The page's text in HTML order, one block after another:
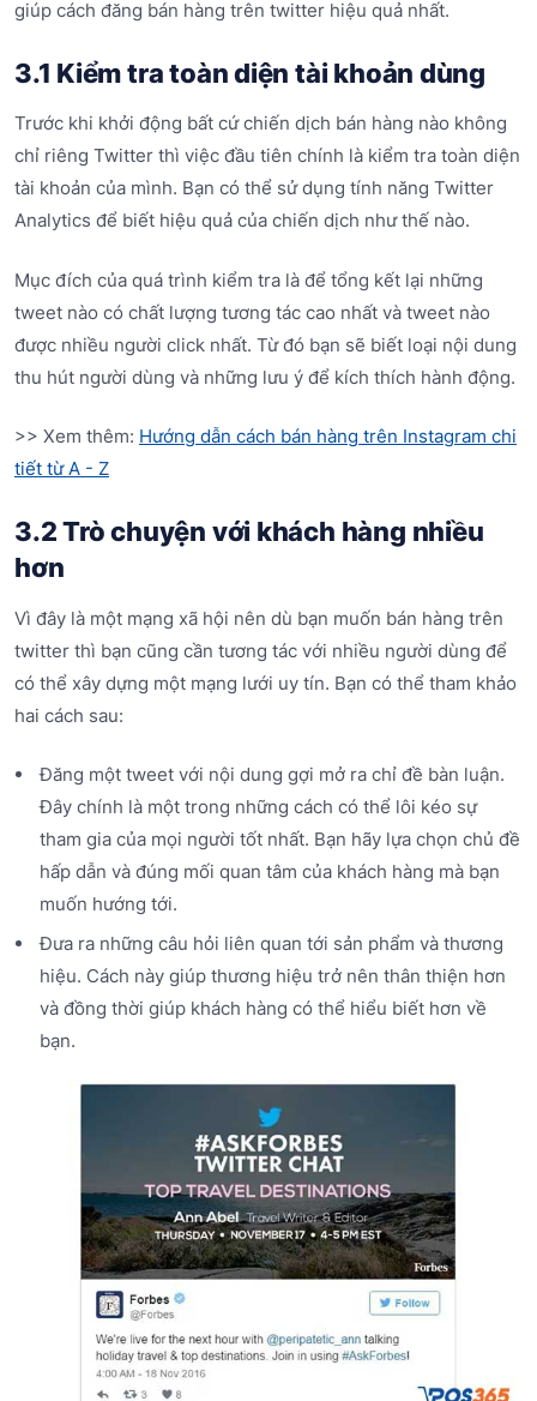
giúp cách đăng bán hàng trên twitter hiệu quả nhất.
3.1 Kiểm tra toàn diện tài khoản dùng
Trước khi khởi động bất cứ chiến dịch bán hàng nào không
chỉ riêng Twitter thì việc đầu tiên chính là kiểm tra toàn diện
tài khoản của mình. Bạn có thể sử dụng tính năng Twitter
Analytics để biết hiệu quả của chiến dịch như thế nào.
Mục đích của quá trình kiểm tra là để tổng kết lại những
tweet nào có chất lượng tương tác cao nhất và tweet nào
được nhiều người click nhất. Từ đó bạn sẽ biết loại nội dung
thu hút người dùng và những lưu ý để kích thích hành động.
>> Xem thêm: Hướng dẫn cách bán hàng trên Instagram chi
tiết từ A - Z
3.2 Trò chuyện với khách hàng nhiều
hơn
Vì đây là một mạng xã hội nên dù bạn muốn bán hàng trên
twitter thì bạn cũng cần tương tác với nhiều người dùng để
có thể xây dựng một mạng lưới uy tín. Bạn có thể tham khảo
hai cách sau:
Đăng một tweet với nội dung gợi mở ra chỉ đề bàn luận.
Đây chính là một trong những cách có thể lôi kéo sự
tham gia của mọi người tốt nhất. Bạn hãy lựa chọn chủ đề
hấp dẫn và đúng mối quan tâm của khách hàng mà bạn
muốn hướng tới.
Đưa ra những câu hỏi liên quan tới sản phẩm và thương
hiệu. Cách này giúp thương hiệu trở nên thân thiện hơn
và đồng thời giúp khách hàng có thể hiểu biết hơn về
bạn.